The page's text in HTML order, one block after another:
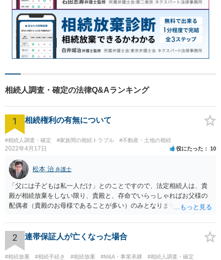
相続人調査・確定の法律Q&Aランキング
1 相続権利の有無について
#相続人調査・確定 #家族間の相続トラブル #不動産・土地の相続
2022年4月17日 役にたった 10
松本 治 弁護士
「父には子どもは私一人だけ」とのことですので、法定相続人は、貴
殿が相続放棄をしない限り、貴殿と、存命でいらっしゃればお父様の
配偶者（貴殿のお母様であることが多い）のみとなります。遺言がな
2 連帯保証人が亡くなった場合
#相続放棄 #相続手続き #相続放棄 #M&A・事業承継
#相続人調査・確定